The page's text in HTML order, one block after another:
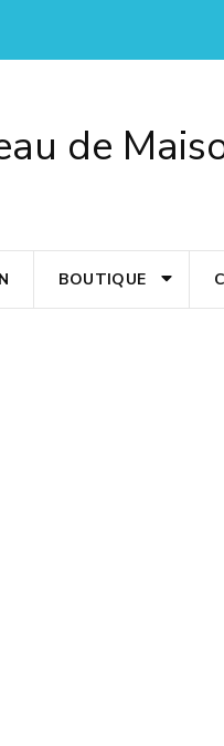
de
BOUTIQUE